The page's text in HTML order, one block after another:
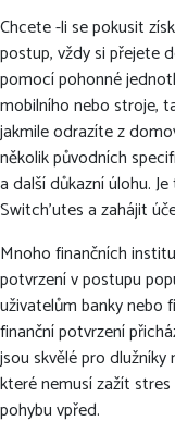
Chcete -li se pokusit
postup, vždy si přejete
pomocí pohonné
mobilního nebo stroje,
jakmile odrazíte z
několik původních
a další důkazní úlohu.
Switch’utes a zahájit
Mnoho finančních
potvrzení v postupu
uživatelům banky nebo
finanční potvrzení
jsou skvělé pro
které nemusí zažít
pohybu vpřed.